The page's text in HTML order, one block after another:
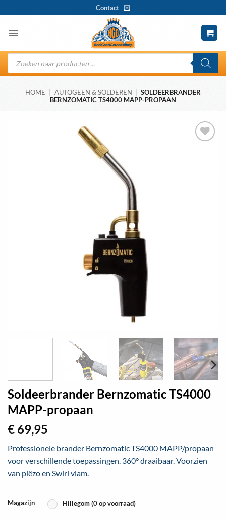
naar
inhoud
Contact
Producten
zoeken
HOME AUTOGEEN & SOLDEREN
SOLDEERBRANDER
BERNZOMATIC TS4000 MAPP-PROPAAN
Soldeerbrander Bernzomatic TS4000
MAPP-propaan
€ 69,95
Professionele brander Bernzomatic TS4000 MAPP/propaan
voor verschillende toepassingen. 360° draaibaar. Voorzien
van piëzo en Swirl vlam.
Magazijn Hillegom (0 op voorraad)